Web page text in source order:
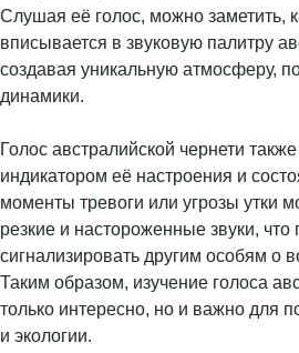
Слушая её голос, можно заметить,
вписывается в звуковую палитру
создавая уникальную атмосферу,
динамики.
Голос австралийской чернети
индикатором её настроения и
моменты тревоги или угрозы утки
резкие и настороженные звуки, что
сигнализировать другим особям о
Таким образом, изучение голоса
только интересно, но и важно для
и экологии.